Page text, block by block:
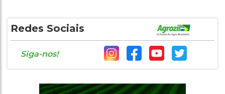
Redes Sociais
Siga-nos!